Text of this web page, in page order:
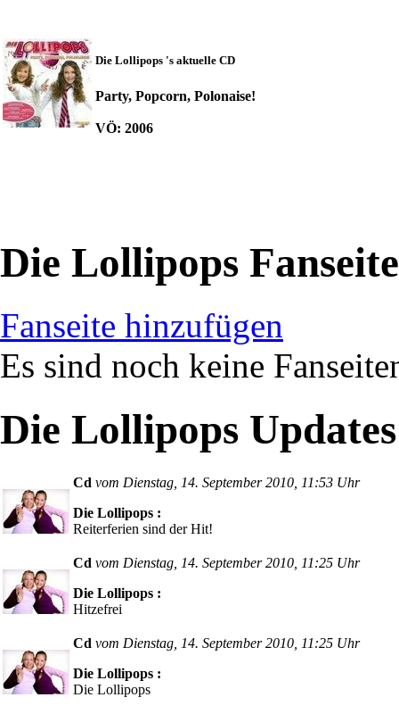
Die Lollipops 's aktuelle CD
Party, Popcorn, Polonaise!
VÖ: 2006
Die Lollipops
Fanseite hinzufügen
Es sind noch keine
Die Lollipops Updates
Cd vom Dienstag, 14. September 2010, 11:53 Uhr
Die Lollipops :
Reiterferien sind der Hit!
Cd vom Dienstag, 14. September 2010, 11:25 Uhr
Die Lollipops :
Hitzefrei
Cd vom Dienstag, 14. September 2010, 11:25 Uhr
Die Lollipops :
Die Lollipops